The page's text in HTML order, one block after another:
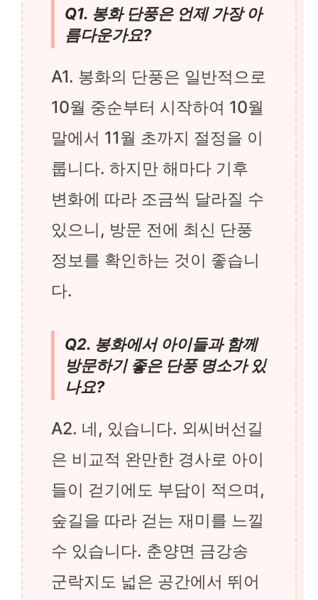
Q1. 봉화 단풍은 언제 가장 아
름다운가요?
A1. 봉화의 단풍은 일반적으로
10월 중순부터 시작하여 10월
말에서 11월 초까지 절정을 이
룹니다. 하지만 해마다 기후
변화에 따라 조금씩 달라질 수
있으니, 방문 전에 최신 단풍
정보를 확인하는 것이 좋습니
다.
Q2. 봉화에서 아이들과 함께
방문하기 좋은 단풍 명소가 있
나요?
A2. 네, 있습니다. 외씨버선길
은 비교적 완만한 경사로 아이
들이 걷기에도 부담이 적으며,
숲길을 따라 걷는 재미를 느낄
수 있습니다. 춘양면 금강송
군락지도 넓은 공간에서 뛰어